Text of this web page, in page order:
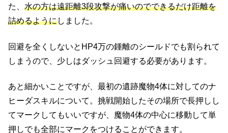
た、 水の方は遠距離3段攻撃が痛いのでできるだけ距離を
詰めるようにしました。
回避を全くしないとHP4万の鍾離のシールドでも割られて
しまうので、少しはダッシュ回避する必要があります。
あと細かいことですが、最初の遺跡魔物4体に対してのナ
ヒーダスキルについて。挑戦開始したその場所で長押しし
てマークしてもいいですが、魔物4体の中心に移動して単
押しでも全部にマークをつけることができます。